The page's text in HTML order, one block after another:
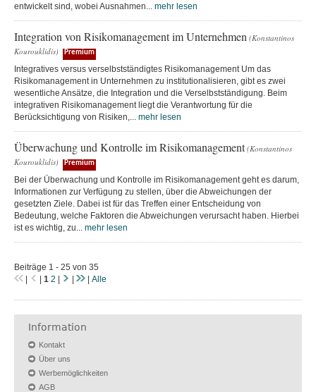
entwickelt sind, wobei Ausnahmen... mehr lesen
Integration von Risikomanagement im Unternehmen (Konstantinos
Kourouklidis)
Premium
Integratives versus verselbstständigtes Risikomanagement Um das
Risikomanagement in Unternehmen zu institutionalisieren, gibt es zwei
wesentliche Ansätze, die Integration und die Verselbstständigung. Beim
integrativen Risikomanagement liegt die Verantwortung für die
Berücksichtigung von Risiken,... mehr lesen
Überwachung und Kontrolle im Risikomanagement (Konstantinos
Kourouklidis)
Premium
Bei der Überwachung und Kontrolle im Risikomanagement geht es darum,
Informationen zur Verfügung zu stellen, über die Abweichungen der
gesetzten Ziele. Dabei ist für das Treffen einer Entscheidung von
Bedeutung, welche Faktoren die Abweichungen verursacht haben. Hierbei
ist es wichtig, zu... mehr lesen
Beiträge 1 - 25 von 35
|
| 1 2 | | | Alle
Information
Kontakt
Über uns
Werbemöglichkeiten
AGB